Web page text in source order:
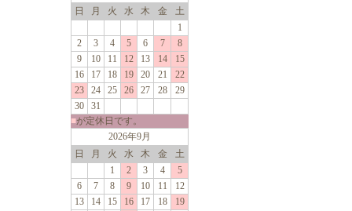
日
月 火 水 木 金
土
1
2
3 4 5 6 7
8
9
10 11 12 13 14
15
16
17 18 19 20 21
22
23
24 25 26 27 28
29
30
31
■が定休日です。
2026年9月
日
月 火 水 木 金
土
1
2 3 4
5
6
7 8 9 10 11
12
13
14 15 16 17 18
19